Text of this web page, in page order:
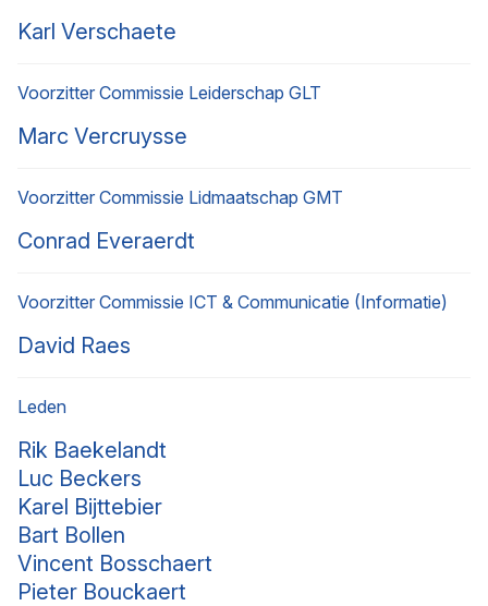
Karl Verschaete
Voorzitter Commissie Leiderschap GLT
Marc Vercruysse
Voorzitter Commissie Lidmaatschap GMT
Conrad Everaerdt
Voorzitter Commissie ICT & Communicatie (Informatie)
David Raes
Leden
Rik Baekelandt
Luc Beckers
Karel Bijttebier
Bart Bollen
Vincent Bosschaert
Pieter Bouckaert